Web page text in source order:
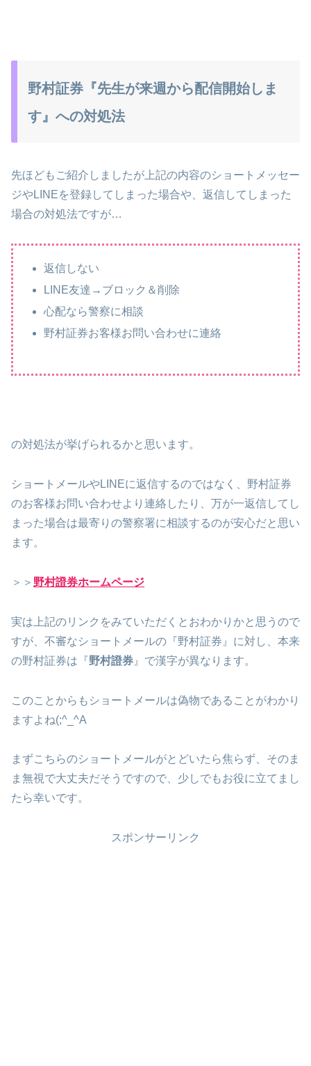
野村証券『先生が来週から配信開始しま
す』への対処法
先ほどもご紹介しましたが上記の内容のショートメッセー
ジやLINEを登録してしまった場合や、返信してしまった
場合の対処法ですが…
返信しない
LINE友達→ブロック＆削除
心配なら警察に相談
野村証券お客様お問い合わせに連絡
の対処法が挙げられるかと思います。
ショートメールやLINEに返信するのではなく、野村証券
のお客様お問い合わせより連絡したり、万が一返信してし
まった場合は最寄りの警察署に相談するのが安心だと思い
ます。
＞＞ 野村證券ホームページ
実は上記のリンクをみていただくとおわかりかと思うので
すが、不審なショートメールの『野村証券』に対し、本来
の野村証券は『野村證券 』で漢字が異なります。
このことからもショートメールは偽物であることがわかり
ますよね(;^_^A
まずこちらのショートメールがとどいたら焦らず、そのま
ま無視で大丈夫だそうですので、少しでもお役に立てまし
たら幸いです。
スポンサーリンク